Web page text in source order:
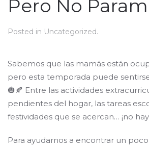
Pero No
Posted in Uncategorized.
Sabemos que las mamás están
pero esta temporada puede
🎃🍂 Entre las actividades
pendientes del hogar, las tareas
festividades que se acercan… ¡no
Para ayudarnos a encontrar un